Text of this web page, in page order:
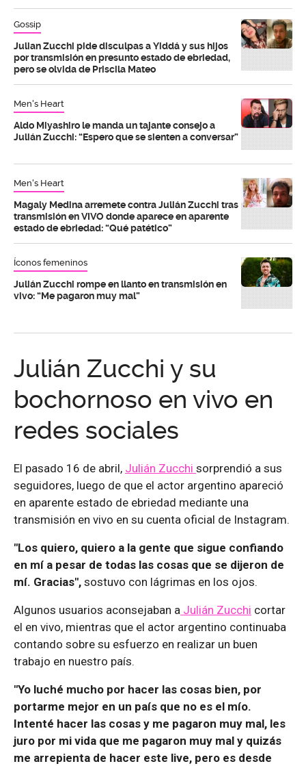
Gossip
Julian Zucchi pide disculpas a Yiddá y sus hijos
por transmisión en presunto estado de ebriedad,
pero se olvida de Priscila Mateo
Men's Heart
Aldo Miyashiro le manda un tajante consejo a
Julián Zucchi: “Espero que se sienten a conversar”
Men's Heart
Magaly Medina arremete contra Julián Zucchi tras
transmisión en VIVO donde aparece en aparente
estado de ebriedad: “Qué patético”
Íconos femeninos
Julián Zucchi rompe en llanto en transmisión en
vivo: “Me pagaron muy mal”
Julián Zucchi y su
bochornoso en vivo en
redes sociales
El pasado 16 de abril, Julián Zucchi sorprendió a sus
seguidores, luego de que el actor argentino apareció
en aparente estado de ebriedad mediante una
transmisión en vivo en su cuenta oficial de Instagram.
"Los quiero, quiero a la gente que sigue confiando
en mí a pesar de todas las cosas que se dijeron de
mí. Gracias", sostuvo con lágrimas en los ojos.
Algunos usuarios aconsejaban a Julián Zucchi cortar
el en vivo, mientras que el actor argentino continuaba
contando sobre su esfuerzo en realizar un buen
trabajo en nuestro país.
"Yo luché mucho por hacer las cosas bien, por
portarme mejor en un país que no es el mío.
Intenté hacer las cosas y me pagaron muy mal, les
juro por mi vida que me pagaron muy mal y quizás
me arrepienta de hacer este live, pero es desde